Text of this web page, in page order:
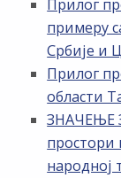
Прилог
примеру
Србије и
Прилог
области
ЗНАЧЕЊЕ
простори
народној